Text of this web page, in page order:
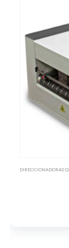
DIRECCIONADORAS